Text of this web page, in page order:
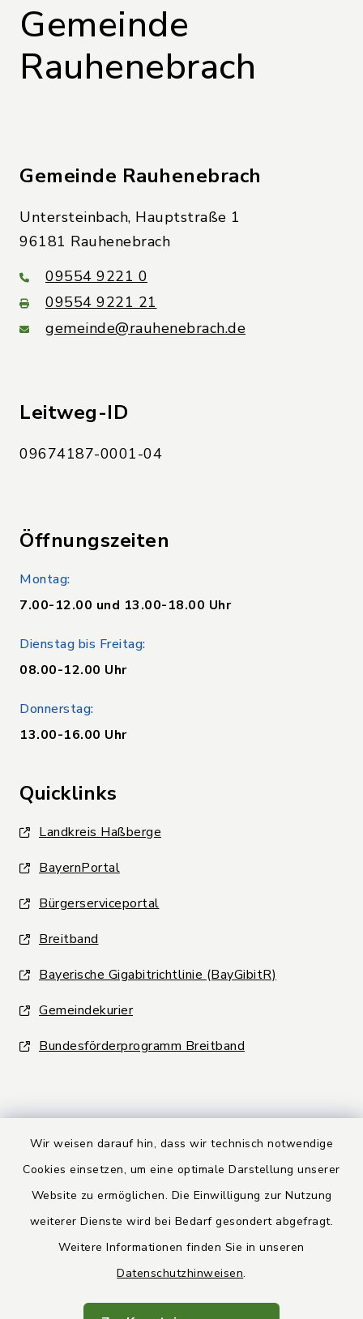
Wir weisen darauf hin, dass wir technisch notwendige
Cookies einsetzen, um eine optimale Darstellung unserer
Website zu ermöglichen. Die Einwilligung zur Nutzung
weiterer Dienste wird bei Bedarf gesondert abgefragt.
Weitere Informationen finden Sie in unseren
Datenschutzhinweisen.
Gemeinde
Rauhenebrach
Gemeinde Rauhenebrach
Untersteinbach, Hauptstraße 1
96181 Rauhenebrach
09554 9221 0
09554 9221 21
gemeinde@rauhenebrach.de
Leitweg-ID
09674187-0001-04
Öffnungszeiten
Montag:
7.00-12.00 und 13.00-18.00 Uhr
Dienstag bis Freitag:
08.00-12.00 Uhr
Donnerstag:
13.00-16.00 Uhr
Quicklinks
Landkreis Haßberge
BayernPortal
Bürgerserviceportal
Breitband
Bayerische Gigabitrichtlinie (BayGibitR)
Gemeindekurier
Bundesförderprogramm Breitband
Kontakt
Barrierefreiheit
Datenschutz